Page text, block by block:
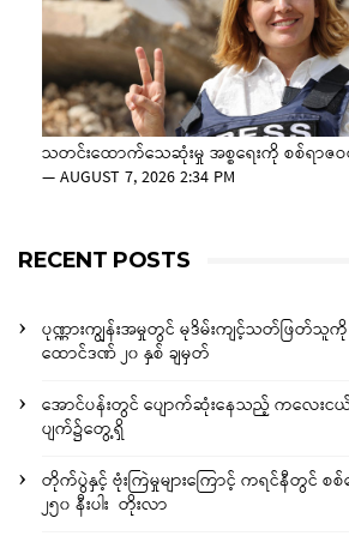
သတင်းထောက်သေဆုံးမှု အစ္စရေးကို စစ်ရာဇဝ
—AUGUST 7, 2026 2:34 PM
RECENT POSTS
ပုဏ္ဏားကျွန်းအမှုတွင် မုဒိမ်းကျင့်သတ်ဖြတ်သူ
ထောင်ဒဏ် ၂၀ နှစ် ချမှတ်
အောင်ပန်းတွင် ပျောက်ဆုံးနေသည့် ကလေး
ပျက်၌တွေ့ရှိ
တိုက်ပွဲနှင့် ဗုံးကြဲမှုများကြောင့် ကရင်နီတွင် စ
၂၅၀ နီးပါး တိုးလာ